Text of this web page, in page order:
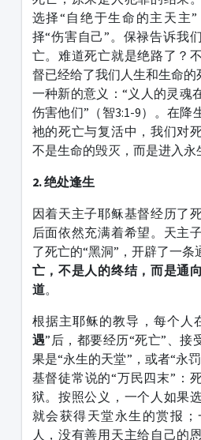
选择“自绝于生命的主天主
择“伤害自己”。保禄告诉我
亡。难道死亡就是绝路了？
督已经给了我们人生和生命的
一种新的意义：“义人的灵魂
伤害他们”（智3:1-9）。在降
祂的死亡与复活中，我们对
不是生命的毁灭，而是进入永
2. 绝处逢生
因着天主子耶稣基督经历了
后面依然充满着希望。天主
了死亡的“黑洞”，开辟了一条
亡，不是人的终结，而是通
道。
根据主耶稣的教导，每个人
遇”后，都要经历“死亡”、接
果是“永生的天堂”，或者“永
基督徒常说的“万民四末”：
狱。按照公义，一个人如果
就会获得天堂永生的赏报
人，没有善用天主给自己的